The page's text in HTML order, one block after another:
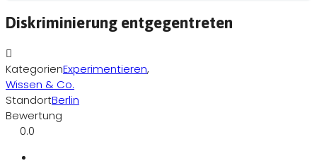
Diskriminierung entgegentreten
KategorienExperimentieren,
Wissen & Co.
StandortBerlin
Bewertung
0.0